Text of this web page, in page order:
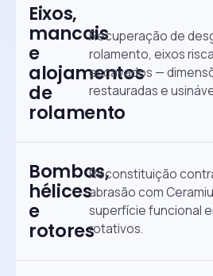
Eixos,
mancais
e
alojamentos
de
rolamento
Recuperação de
rolamento, eixos
escavados —
restauradas e
Bombas,
hélices
e
rotores
Reconstituição
abrasão com
superfície funcional
rotativos.